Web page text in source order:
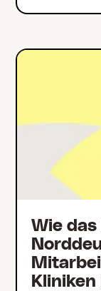
Wie das